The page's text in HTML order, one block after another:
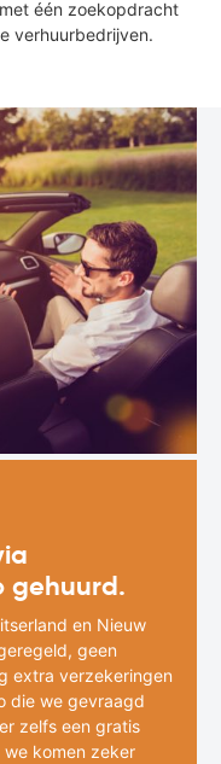
één zoekopdracht
verhuurbedrijven.
gehuurd.
en Nieuw
geen
extra verzekeringen
die we gevraagd
zelfs een gratis
we komen zeker